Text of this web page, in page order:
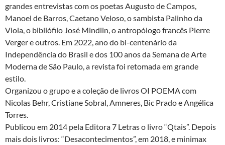
grandes entrevistas com os poetas Augusto de Campos,
Manoel de Barros, Caetano Veloso, o sambista Palinho da
Viola, o bibliófilo José Mindlin, o antropólogo francês Pierre
Verger e outros. Em 2022, ano do bi-centenário da
Independência do Brasil e dos 100 anos da Semana de Arte
Moderna de São Paulo, a revista foi retomada em grande
estilo.
Organizou o grupo e a coleção de livros OI POEMA com
Nicolas Behr, Cristiane Sobral, Amneres, Bic Prado e Angélica
Torres.
Publicou em 2014 pela Editora 7 Letras o livro “Qtais”. Depois
mais dois livros: “Desacontecimentos”, em 2018, e minimax